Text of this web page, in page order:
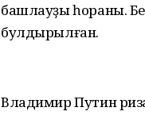
башлауҙы һораны. Бер
булдырылған.
Владимир Путин